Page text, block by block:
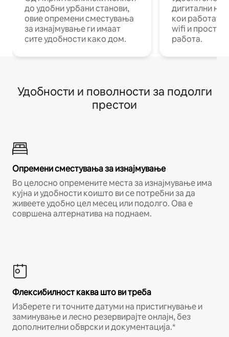
до удобни урбани станови,
овие опремени сместувања
за изнајмување ги имаат
сите удобности како дом.
дигитални
кои работат
wifi и
работа.
Удобности и поволности за подолги
престои
Опремени сместувања за изнајмување
Во целосно опремените места за изнајмување има
кујна и удобности коишто ви се потребни за да
живеете удобно цел месец или подолго. Ова е
совршена алтернатива на поднаем.
Флексибилност каква што ви треба
Изберете ги точните датуми на пристигнување и
заминување и лесно резервирајте онлајн, без
дополнителни обврски и документација.*